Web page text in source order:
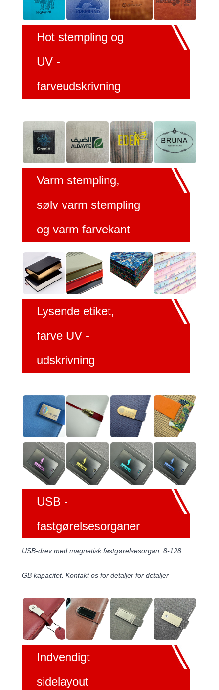
Hot stempling og
UV -
farveudskrivning
Varm stempling,
sølv varm stempling
og varm farvekant
Lysende etiket,
farve UV -
udskrivning
USB -
fastgørelsesorganer
USB-drev med magnetisk fastgørelsesorgan, 8-128
GB kapacitet. Kontakt os for detaljer for detaljer
Indvendigt
sidelayout